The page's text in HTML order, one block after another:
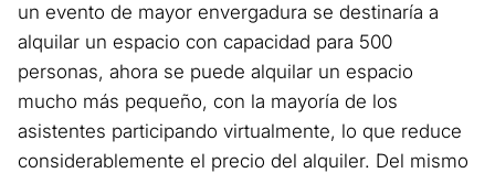
un evento de mayor envergadura se destinaría a
alquilar un espacio con capacidad para 500
personas, ahora se puede alquilar un espacio
mucho más pequeño, con la mayoría de los
asistentes participando virtualmente, lo que reduce
considerablemente el precio del alquiler. Del mismo